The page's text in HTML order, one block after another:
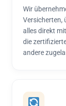
Wir
Versicherten,
alles direkt
die
andere